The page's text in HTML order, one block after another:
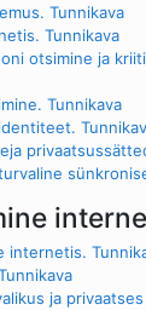
Tunnikava
Tunnikava
otsimine ja
Tunnikava
internetis.
ja